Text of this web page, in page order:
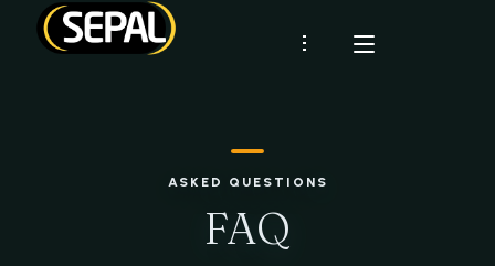
ASKED QUESTIONS
FAQ